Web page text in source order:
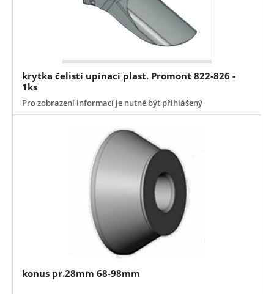
krytka čelistí upínací plast. Promont 822-826 -
1ks
Pro zobrazení informací je nutné být přihlášený
konus pr.28mm 68-98mm